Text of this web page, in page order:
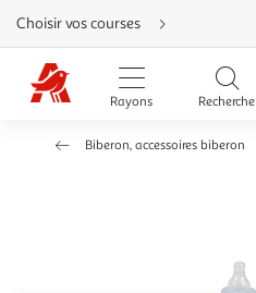
Aller
directement
au
contenu
Aller
directement
Aller
Choisir vos courses
Rayons Recherche
Biberon, accessoires biberon